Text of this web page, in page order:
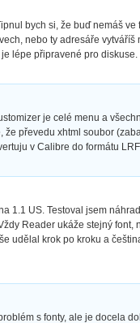
bych si, že buď nemáš
nebo ty adresáře
je lépe připravené pro diskuse.
je celé menu a
že převedu xhtml soubor
v Calibre do formátu
1.1 US. Testoval jsem
Reader ukáže stejný font,
udělal krok po kroku a
s fonty, ale je docela